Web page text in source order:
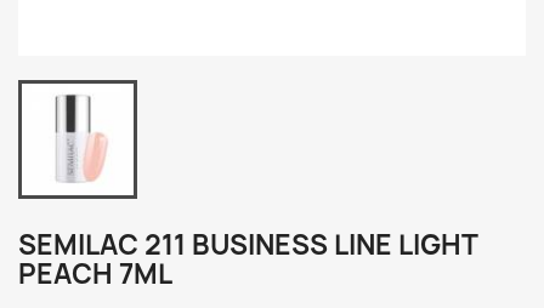
SEMILAC 211 BUSINESS LINE LIGHT
PEACH 7ML